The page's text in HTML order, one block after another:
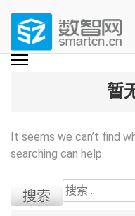
content
(Press
数智网
智能家居第一资讯门户 | 智能
暂
It seems we can’t find
searching can help.
搜
索：